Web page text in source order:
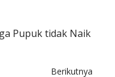
Pupuk tidak Naik
Berikutnya